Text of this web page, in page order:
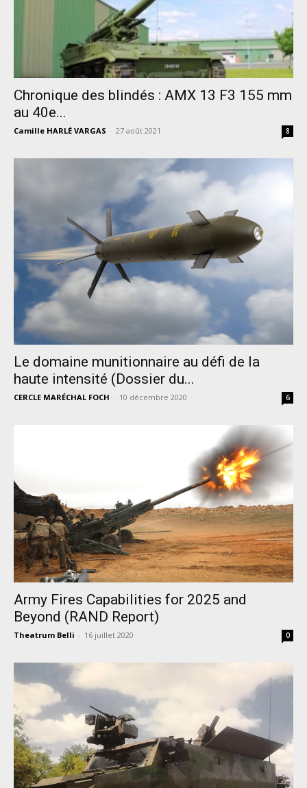
Chronique des blindés : AMX 13 F3 155 mm
au 40e...
Camille HARLÉ VARGAS - 27 août 2021 8
Le domaine munitionnaire au défi de la
haute intensité (Dossier du...
CERCLE MARÉCHAL FOCH - 10 décembre 2020 6
Army Fires Capabilities for 2025 and
Beyond (RAND Report)
Theatrum Belli - 16 juillet 2020 0